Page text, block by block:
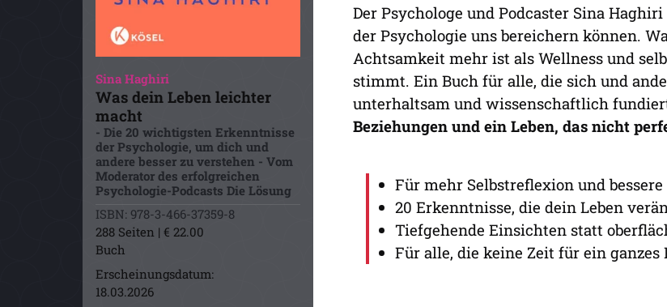
Sina Haghiri
Was dein Leben leichter
macht
- Die 20 wichtigsten Erkenntnisse
der Psychologie, um dich und
andere besser zu verstehen - Vom
Moderator des erfolgreichen
Psychologie-Podcasts Die Lösung
ISBN: 978-3-466-37359-8
288 Seiten | € 22.00
Buch
Erscheinungsdatum:
18.03.2026
Der Psychologe und Podcaster Sina
der Psychologie uns bereichern können.
Achtsamkeit mehr ist als Wellness und
stimmt. Ein Buch für alle, die sich und
unterhaltsam und wissenschaftlich
Beziehungen und ein Leben, das nicht
Für mehr Selbstreflexion und
20 Erkenntnisse, die dein Leben
Tiefgehende Einsichten statt
Für alle, die keine Zeit für ein